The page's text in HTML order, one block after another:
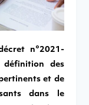
n°2021-
des
et de
dans le